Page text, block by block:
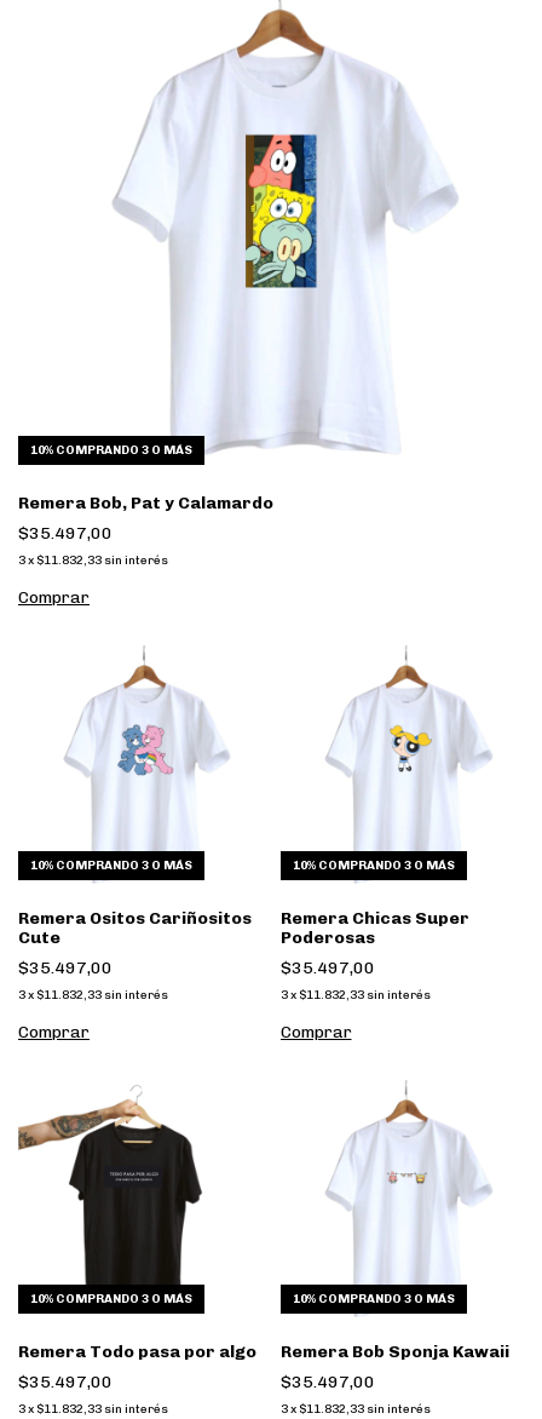
10% COMPRANDO 3 O MÁS
Remera Bob, Pat y Calamardo
$35.497,00
3x $11.832,33 sin interés
Comprar
10% COMPRANDO 3 O MÁS
Remera Ositos Cariñositos
Cute
$35.497,00
3x $11.832,33 sin interés
Comprar
10% COMPRANDO 3 O MÁS
Remera Chicas Super
Poderosas
$35.497,00
3 x $11.832,33 sin interés
Comprar
10% COMPRANDO 3 O MÁS
Remera Todo pasa por algo
$35.497,00
3x $11.832,33 sin interés
10% COMPRANDO 3 O MÁS
Remera Bob Sponja Kawaii
$35.497,00
3 x $11.832,33 sin interés